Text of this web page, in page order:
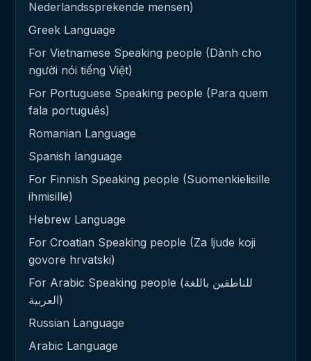
Nederlandssprekende mensen)
Greek Language
For Vietnamese Speaking people (Dành cho
người nói tiếng Việt)
For Portuguese Speaking people (Para quem
fala português)
Romanian Language
Spanish language
For Finnish Speaking people (Suomenkielisille
ihmisille)
Hebrew Language
For Croatian Speaking people (Za ljude koji
govore hrvatski)
For Arabic Speaking people (للناطقين باللغة
العربية)
Russian Language
Arabic Language